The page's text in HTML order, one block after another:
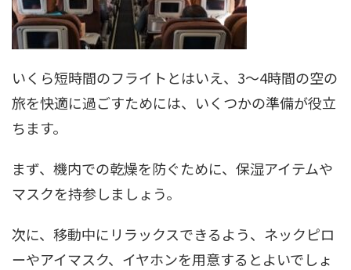
いくら短時間のフライトとはいえ、3〜4時間の空の
旅を快適に過ごすためには、いくつかの準備が役立
ちます。
まず、機内での乾燥を防ぐために、保湿アイテムや
マスクを持参しましょう。
次に、移動中にリラックスできるよう、ネックピロ
ーやアイマスク、イヤホンを用意するとよいでしょ